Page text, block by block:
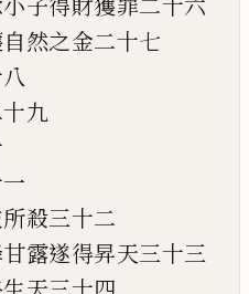
子得財獲罪二十六
然之金二十七
九
殺三十二
露遂得昇天三十三